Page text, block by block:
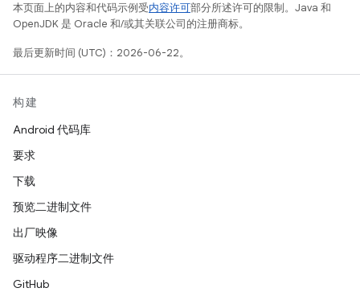
本页面上的内容和代码示例受内容许可部分所述许可的限制。Java 和
OpenJDK 是 Oracle 和/或其关联公司的注册商标。
最后更新时间 (UTC)：2026-06-22。
构建
Android 代码库
要求
下载
预览二进制文件
出厂映像
驱动程序二进制文件
GitHub